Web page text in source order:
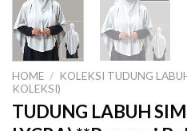
HOME / KOLEKSI TUDUNG
KOLEKSI)
TUDUNG LABUH